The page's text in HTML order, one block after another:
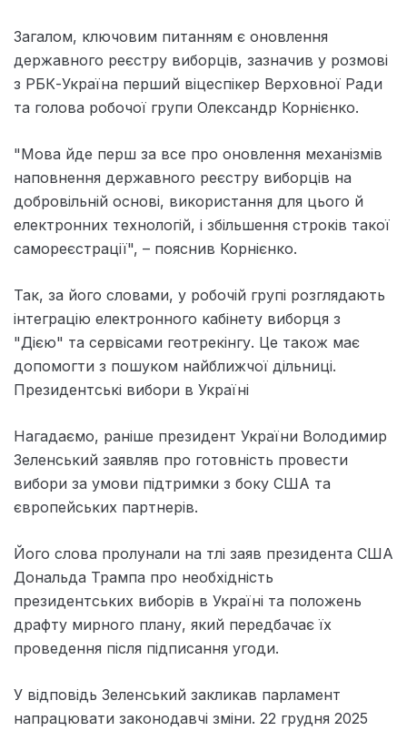
Загалом, ключовим питанням є оновлення
державного реєстру виборців, зазначив у розмові
з РБК-Україна перший віцеспікер Верховної Ради
та голова робочої групи Олександр Корнієнко.
"Мова йде перш за все про оновлення механізмів
наповнення державного реєстру виборців на
добровільній основі, використання для цього й
електронних технологій, і збільшення строків такої
самореєстрації", – пояснив Корнієнко.
Так, за його словами, у робочій групі розглядають
інтеграцію електронного кабінету виборця з
"Дією" та сервісами геотрекінгу. Це також має
допомогти з пошуком найближчої дільниці.
Президентські вибори в Україні
Нагадаємо, раніше президент України Володимир
Зеленський заявляв про готовність провести
вибори за умови підтримки з боку США та
європейських партнерів.
Його слова пролунали на тлі заяв президента США
Дональда Трампа про необхідність
президентських виборів в Україні та положень
драфту мирного плану, який передбачає їх
проведення після підписання угоди.
У відповідь Зеленський закликав парламент
напрацювати законодавчі зміни. 22 грудня 2025